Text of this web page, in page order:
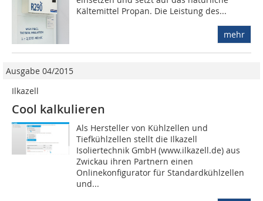
Kältemittel Propan. Die Leistung des...
mehr
Ausgabe 04/2015
Ilkazell
Cool kalkulieren
Als Hersteller von Kühlzellen und
Tiefkühlzellen stellt die Ilkazell
Isoliertechnik GmbH (www.ilkazell.de) aus
Zwickau ihren Partnern einen
Onlinekonfigurator für Standardkühlzellen
und...